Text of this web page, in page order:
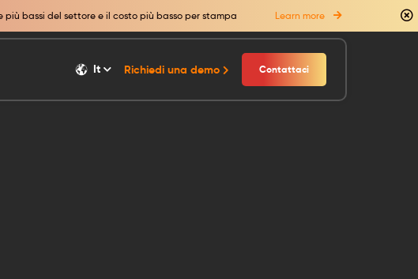
bassi del settore e il costo più basso per stampa Learn more
It Richiedi una demo Contattaci